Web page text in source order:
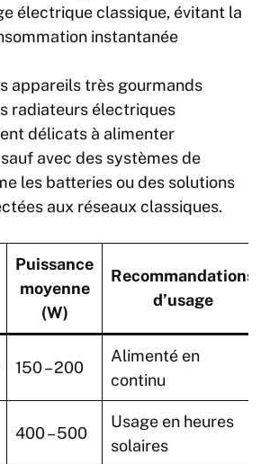
électrique classique, évitant la
instantanée
appareils très gourmands
radiateurs électriques
délicats à alimenter
avec des systèmes de
les batteries ou des solutions
aux réseaux classiques.
Puissance
moyenne
(W)
Recommandations
d’usage
150 – 200
Alimenté en
continu
400 – 500
Usage en heures
solaires